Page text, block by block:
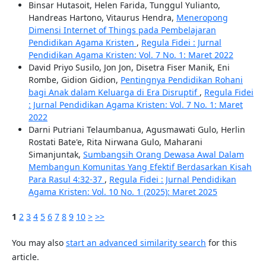
Binsar Hutasoit, Helen Farida, Tunggul Yulianto,
Handreas Hartono, Vitaurus Hendra, Meneropong
Dimensi Internet of Things pada Pembelajaran
Pendidikan Agama Kristen , Regula Fidei : Jurnal
Pendidikan Agama Kristen: Vol. 7 No. 1: Maret 2022
David Priyo Susilo, Jon Jon, Disetra Fiser Manik, Eni
Rombe, Gidion Gidion, Pentingnya Pendidikan Rohani
bagi Anak dalam Keluarga di Era Disruptif , Regula Fidei
: Jurnal Pendidikan Agama Kristen: Vol. 7 No. 1: Maret
2022
Darni Putriani Telaumbanua, Agusmawati Gulo, Herlin
Rostati Bate'e, Rita Nirwana Gulo, Maharani
Simanjuntak, Sumbangsih Orang Dewasa Awal Dalam
Membangun Komunitas Yang Efektif Berdasarkan Kisah
Para Rasul 4:32-37 , Regula Fidei : Jurnal Pendidikan
Agama Kristen: Vol. 10 No. 1 (2025): Maret 2025
1 2 3 4 5 6 7 8 9 10 > >>
You may also start an advanced similarity search for this
article.